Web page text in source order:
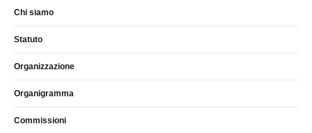
Chi siamo
Statuto
Organizzazione
Organigramma
Commissioni